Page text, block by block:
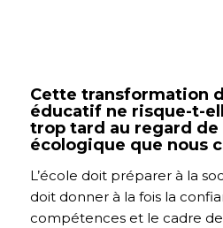
Cette transformation
éducatif ne risque-t-
trop tard au regard de
écologique que nous
L’école doit préparer à la
doit donner à la fois la
compétences et le cadre